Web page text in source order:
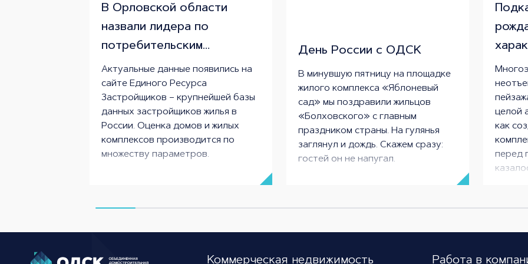
В Орловской области
назвали лидера по
потребительским
качествам среди
новостроек
Актуальные данные появились на
сайте Единого Ресурса
Застройщиков – крупнейшей базы
данных застройщиков жилья в
России. Оценка домов и жилых
комплексов производится по
множеству параметров.
День России с ОДСК
В минувшую пятницу на площадке
жилого комплекса «Яблоневый
сад» мы поздравили жильцов
«Болховского» с главным
праздником страны. На гулянья
заглянул и дождь. Скажем сразу:
гостей он не напугал.
целой
как
перед
Коммерческая недвижимость Работа в